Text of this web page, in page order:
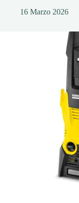
16 Marzo 2026